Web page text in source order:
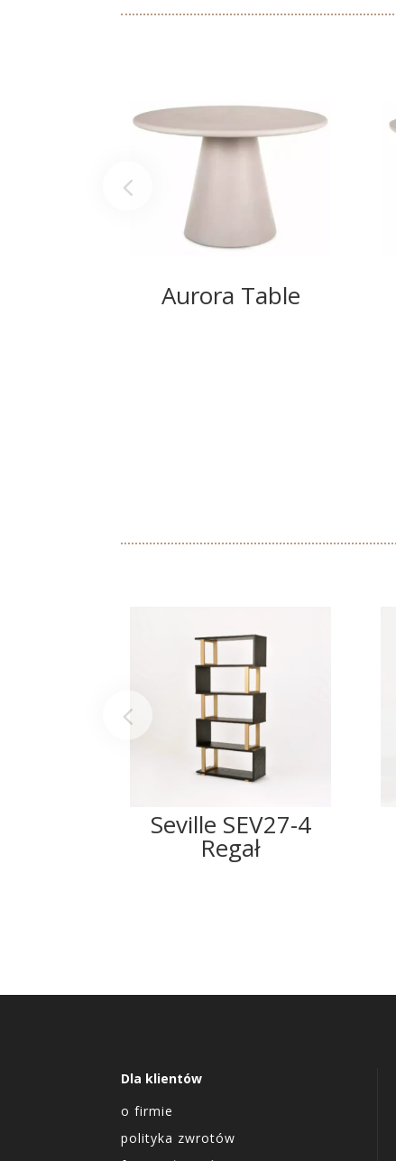
Aurora Table
Seville SEV27-4
Regał
Dla klientów
o firmie
polityka zwrotów